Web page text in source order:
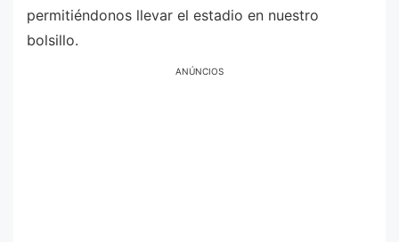
permitiéndonos llevar el estadio en nuestro
bolsillo.
ANÚNCIOS